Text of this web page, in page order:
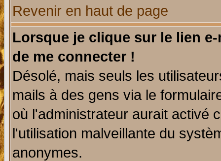
Revenir en haut de page
Lorsque je clique sur le lien
de me connecter !
Désolé, mais seuls les
mails à des gens via le
où l'administrateur aurait activé
l'utilisation malveillante du
anonymes.